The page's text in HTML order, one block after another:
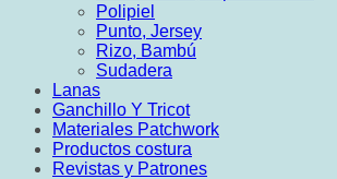
Polipiel
Punto, Jersey
Rizo, Bambú
Sudadera
Lanas
Ganchillo Y Tricot
Materiales Patchwork
Productos costura
Revistas y Patrones